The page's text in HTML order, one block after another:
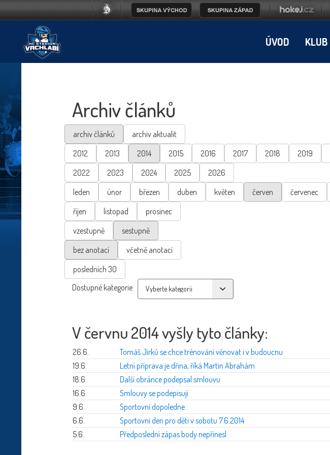
ÚVOD KLUB
Archiv článků
archiv článků
archiv aktualit
2012
2013 2014 2015 2016 2017 2018 2019
2022
2023 2024 2025
2026
leden
únor březen duben květen červen červenec
říjen
listopad
prosinec
vzestupně
sestupně
bez anotací
včetně anotací
posledních 30
Dostupné kategorie
V červnu 2014 vyšly tyto články:
26.6.
Tomáš Jirků se chce trénování věnovat i v budoucnu
19.6.
Letní příprava je dřina, říká Martin Abrahám
18.6.
Další obránce podepsal smlouvu
16.6.
Smlouvy se podepisují
9.6.
Sportovní dopoledne
6.6.
Sportovní den pro děti v sobotu 7.6.2014
5.6.
Předposlední zápas body nepřinesl